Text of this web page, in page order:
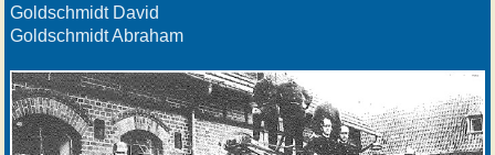
Goldschmidt David
Goldschmidt Abraham